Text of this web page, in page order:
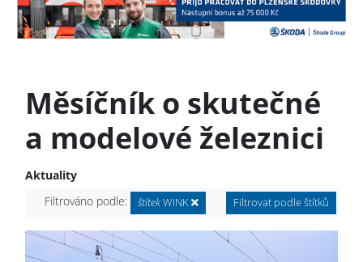
Měsíčník o skutečné
a modelové železnici
Aktuality
Filtrováno podle:
štítekWINK Filtrovat podle štítků